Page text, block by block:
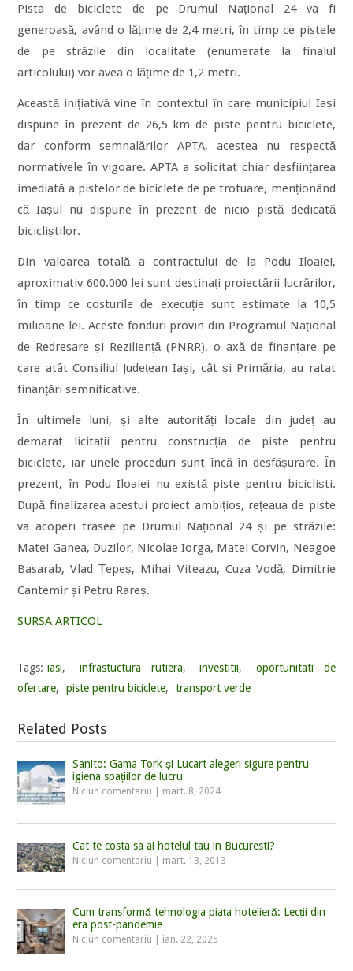
Pista de biciclete de pe Drumul Național 24 va fi
generoasă, având o lățime de 2,4 metri, în timp ce pistele
de pe străzile din localitate (enumerate la finalul
articolului) vor avea o lățime de 1,2 metri.
Această inițiativă vine în contextul în care municipiul Iași
dispune în prezent de 26,5 km de piste pentru biciclete,
dar conform semnalărilor APTA, acestea nu respectă
normativele în vigoare. APTA a solicitat chiar desființarea
imediată a pistelor de biciclete de pe trotuare, menționând
că Iașul nu dispune în prezent de nicio pistă dedicată
bicicliștilor.
Din valoarea totală a contractului de la Podu Iloaiei,
aproximativ 600.000 lei sunt destinați proiectării lucrărilor,
în timp ce costurile de execuție sunt estimate la 10,5
milioane lei. Aceste fonduri provin din Programul Național
de Redresare și Reziliență (PNRR), o axă de finanțare pe
care atât Consiliul Județean Iași, cât și Primăria, au ratat
finanțări semnificative.
În ultimele luni, și alte autorități locale din județ au
demarat licitații pentru construcția de piste pentru
biciclete, iar unele proceduri sunt încă în desfășurare. În
prezent, în Podu Iloaiei nu există piste pentru bicicliști.
După finalizarea acestui proiect ambițios, rețeaua de piste
va acoperi trasee pe Drumul Național 24 și pe străzile:
Matei Ganea, Duzilor, Nicolae Iorga, Matei Corvin, Neagoe
Basarab, Vlad Țepeș, Mihai Viteazu, Cuza Vodă, Dimitrie
Cantemir și Petru Rareș.
SURSA ARTICOL
Tags: iasi, infrastuctura rutiera, investitii,
oportunitati de
ofertare, piste pentru biciclete, transport verde
Related Posts
Sanito: Gama Tork și Lucart alegeri sigure pentru
igiena spațiilor de lucru
Niciun comentariu mart. 8, 2024
Cat te costa sa ai hotelul tau in Bucuresti?
Niciun comentariu mart. 13, 2013
Cum transformă tehnologia piața hotelieră: Lecții din
era post-pandemie
Niciun comentariu ian. 22, 2025